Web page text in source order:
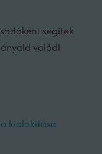
segítek
valódi
kialakítása